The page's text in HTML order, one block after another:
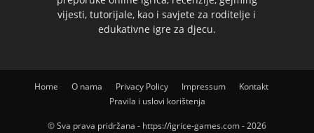
vijesti, tutorijale, kao i savjete za roditelje i
edukativne igre za djecu.
Home O nama Privacy Policy Impressum
Kontakt
Pravila i uslovi korištenja
© Sva prava pridržana - https://igrice-games.com - 2026